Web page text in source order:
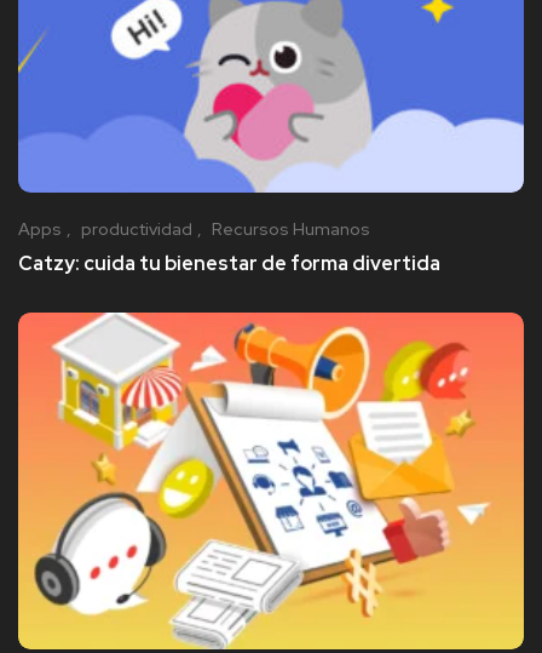
Apps productividad Recursos Humanos
Catzy: cuida tu bienestar de forma divertida